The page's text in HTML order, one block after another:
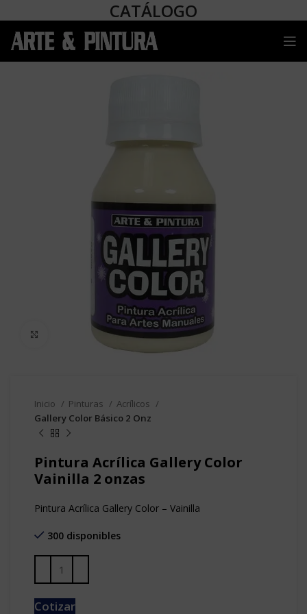
CATÁLOGO
Clic para agrandar
Inicio Pinturas
Acrílicos
Gallery Color Básico 2 Onz
Pintura Acrílica Gallery Color
Vainilla 2 onzas
Pintura Acrílica Gallery Color – Vainilla
300 disponibles
Cotizar